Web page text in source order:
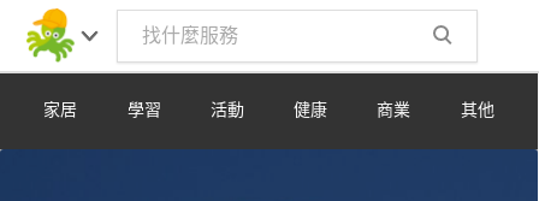
家居 學習 活動 健康 商業 其他